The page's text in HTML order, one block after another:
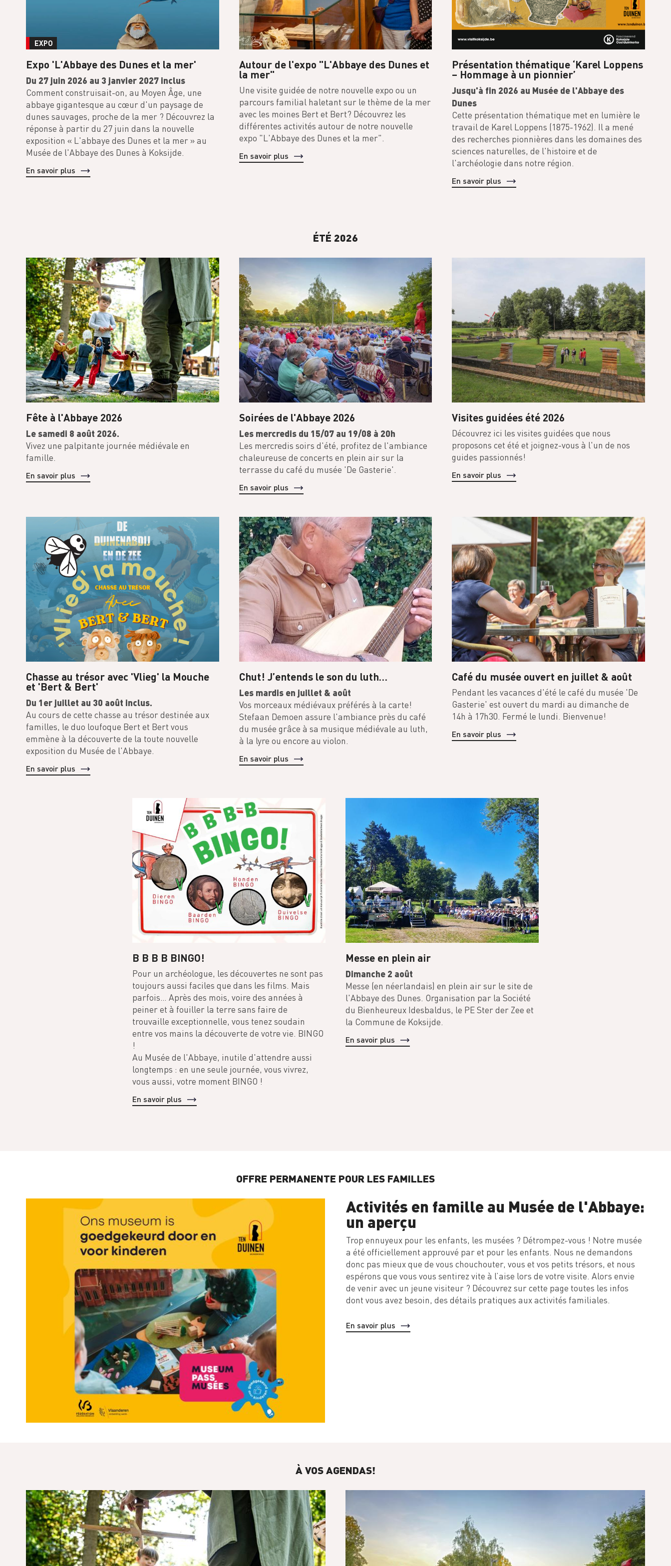
EXPO
Expo 'L'Abbaye des Dunes et la mer'
Du 27 juin 2026 au 3 janvier 2027 inclus
Comment construisait-on, au Moyen Âge, une
abbaye gigantesque au cœur d'un paysage de
dunes sauvages, proche de la mer ? Découvrez la
réponse à partir du 27 juin dans la nouvelle
exposition « L'abbaye des Dunes et la mer » au
Musée de l'Abbaye des Dunes à Koksijde.
En savoir plus
Autour de l'expo "L'Abbaye des Dunes et
la mer"
Une visite guidée de notre nouvelle expo ou un
parcours familial haletant sur le thème de la mer
avec les moines Bert et Bert? Découvrez les
différentes activités autour de notre nouvelle
expo "L'Abbaye des Dunes et la mer".
En savoir plus
Présentation thématique ‘Karel Loppens
– Hommage à un pionnier’
Jusqu'à fin 2026 au Musée de l'Abbaye des
Dunes
Cette présentation thématique met en lumière le
travail de Karel Loppens (1875-1962). Il a mené
des recherches pionnières dans les domaines des
sciences naturelles, de l'histoire et de
l'archéologie dans notre région.
En savoir plus
ÉTÉ 2026
Fête à l'Abbaye 2026
Le samedi 8 août 2026.
Vivez une palpitante journée médiévale en
famille.
En savoir plus
Soirées de l'Abbaye 2026
Les mercredis du 15/07 au 19/08 à 20h
Les mercredis soirs d'été, profitez de l'ambiance
chaleureuse de concerts en plein air sur la
terrasse du café du musée 'De Gasterie'.
En savoir plus
Visites guidées été 2026
Découvrez ici les visites guidées que nous
proposons cet été et joignez-vous à l'un de nos
guides passionnés!
En savoir plus
Chasse au trésor avec 'Vlieg' la Mouche
et 'Bert & Bert'
Du 1er juillet au 30 août inclus.
Au cours de cette chasse au trésor destinée aux
familles, le duo loufoque Bert et Bert vous
emmène à la découverte de la toute nouvelle
exposition du Musée de l'Abbaye.
En savoir plus
Chut! J’entends le son du luth…
Les mardis en juillet & août
Vos morceaux médiévaux préférés à la carte!
Stefaan Demoen assure l'ambiance près du café
du musée grâce à sa musique médiévale au luth,
à la lyre ou encore au violon.
En savoir plus
Café du musée ouvert en juillet & août
Pendant les vacances d'été le café du musée 'De
Gasterie' est ouvert du mardi au dimanche de
14h à 17h30. Fermé le lundi. Bienvenue!
En savoir plus
B B B B BINGO!
Pour un archéologue, les découvertes ne sont pas
toujours aussi faciles que dans les films. Mais
parfois… Après des mois, voire des années à
peiner et à fouiller la terre sans faire de
trouvaille exceptionnelle, vous tenez soudain
entre vos mains la découverte de votre vie. BINGO
!
Au Musée de l'Abbaye, inutile d'attendre aussi
longtemps : en une seule journée, vous vivrez,
vous aussi, votre moment BINGO !
En savoir plus
Messe en plein air
Dimanche 2 août
Messe (en néerlandais) en plein air sur le site de
l'Abbaye des Dunes. Organisation par la Société
du Bienheureux Idesbaldus, le PE Ster der Zee et
la Commune de Koksijde.
En savoir plus
OFFRE PERMANENTE POUR LES FAMILLES
Activités en famille au Musée de l'Abbaye:
un aperçu
Trop ennuyeux pour les enfants, les musées ? Détrompez-vous ! Notre musée
a été officiellement approuvé par et pour les enfants. Nous ne demandons
donc pas mieux que de vous chouchouter, vous et vos petits trésors, et nous
espérons que vous vous sentirez vite à l’aise lors de votre visite. Alors envie
de venir avec un jeune visiteur ? Découvrez sur cette page toutes les infos
dont vous avez besoin, des détails pratiques aux activités familiales.
En savoir plus
À VOS AGENDAS!